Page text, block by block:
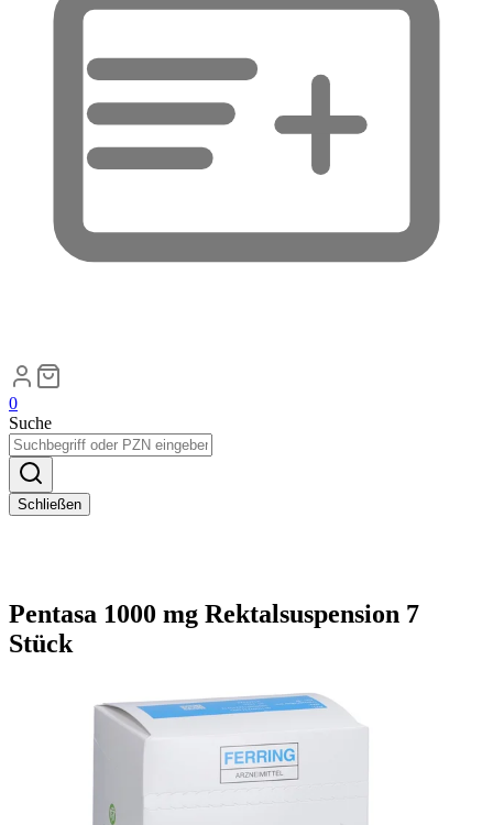
0
Suche
Schließen
Pentasa 1000 mg Rektalsuspension 7
Stück